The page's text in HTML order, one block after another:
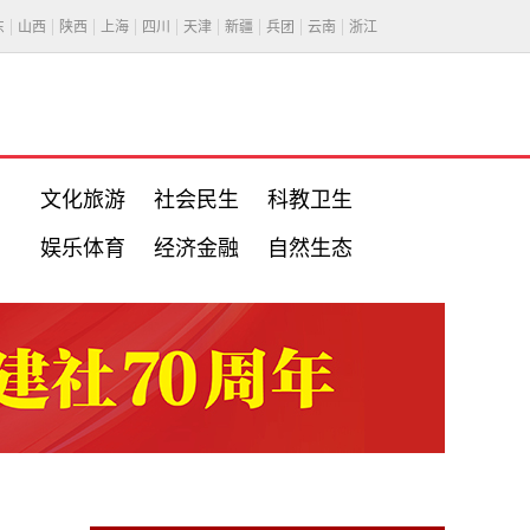
山西 陕西 上海 四川 天津 新疆 兵团 云南 浙江
文化旅游 社会民生 科教卫生
娱乐体育 经济金融 自然生态